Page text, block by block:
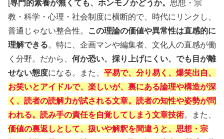
[専門的素養が無くても、ホンモノかどうか。 思想・宗
教・科学・心理・社会制度に横断的で、時代にリンクし、
普通じゃない整合性。
この理論の価値や異常性は直感的に
理解できる。特に、企画マンや編集者、文化人の直感が働
く分野。だから、 何か恐い、採り上げにくい、でも目が離
せない態度になる。また、 平易で、分り易く、爆笑出自、
お笑いとアイドルで、楽しいが、裏にある論理や構造が深
く、読者の読解力が試される文章。読者の知性や姿勢が問
われる。読み手の責任を自覚してしまう文章技術。また、
価値の裏返しとして、扱いや解釈を間違うと、思想・宗